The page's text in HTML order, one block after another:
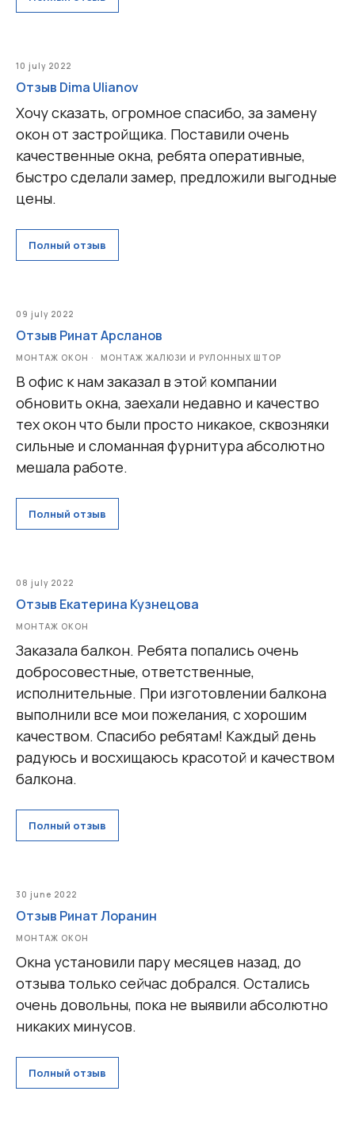
10 july 2022
Отзыв Dima Ulianov
Хочу сказать, огромное спасибо, за замену
окон от застройщика. Поставили очень
качественные окна, ребята оперативные,
быстро сделали замер, предложили выгодные
цены.
Полный отзыв
09 july 2022
Отзыв Ринат Арсланов
МОНТАЖ ОКОН МОНТАЖ ЖАЛЮЗИ И РУЛОННЫХ ШТОР
В офис к нам заказал в этой компании
обновить окна, заехали недавно и качество
тех окон что были просто никакое, сквозняки
сильные и сломанная фурнитура абсолютно
мешала работе.
Полный отзыв
08 july 2022
Отзыв Екатерина Кузнецова
МОНТАЖ ОКОН
Заказала балкон. Ребята попались очень
добросовестные, ответственные,
исполнительные. При изготовлении балкона
выполнили все мои пожелания, с хорошим
качеством. Спасибо ребятам! Каждый день
радуюсь и восхищаюсь красотой и качеством
балкона.
Полный отзыв
30 june 2022
Отзыв Ринат Лоранин
МОНТАЖ ОКОН
Окна установили пару месяцев назад, до
отзыва только сейчас добрался. Остались
очень довольны, пока не выявили абсолютно
никаких минусов.
Полный отзыв